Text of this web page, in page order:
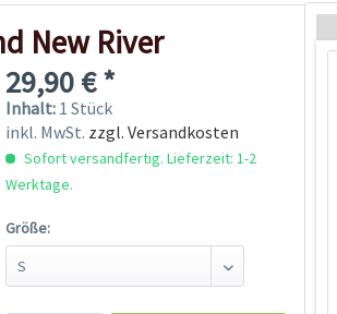
New River
29,90 € *
Inhalt: 1 Stück
inkl. MwSt. zzgl. Versandkosten
Sofort versandfertig. Lieferzeit: 1-2
Werktage.
Größe: